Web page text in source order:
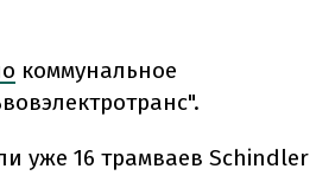
коммунальное
уже 16 трамваев Schindler